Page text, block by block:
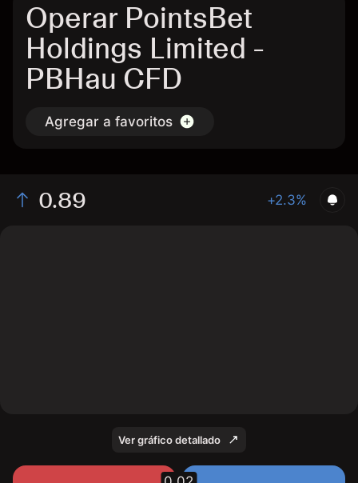
Operar PointsBet
Holdings Limited -
PBHau CFD
Agregar a favoritos
0.89 +2.3%
Ver gráfico detallado